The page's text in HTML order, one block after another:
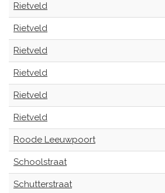
Rietveld
Rietveld
Rietveld
Rietveld
Rietveld
Rietveld
Roode Leeuwpoort
Schoolstraat
Schutterstraat